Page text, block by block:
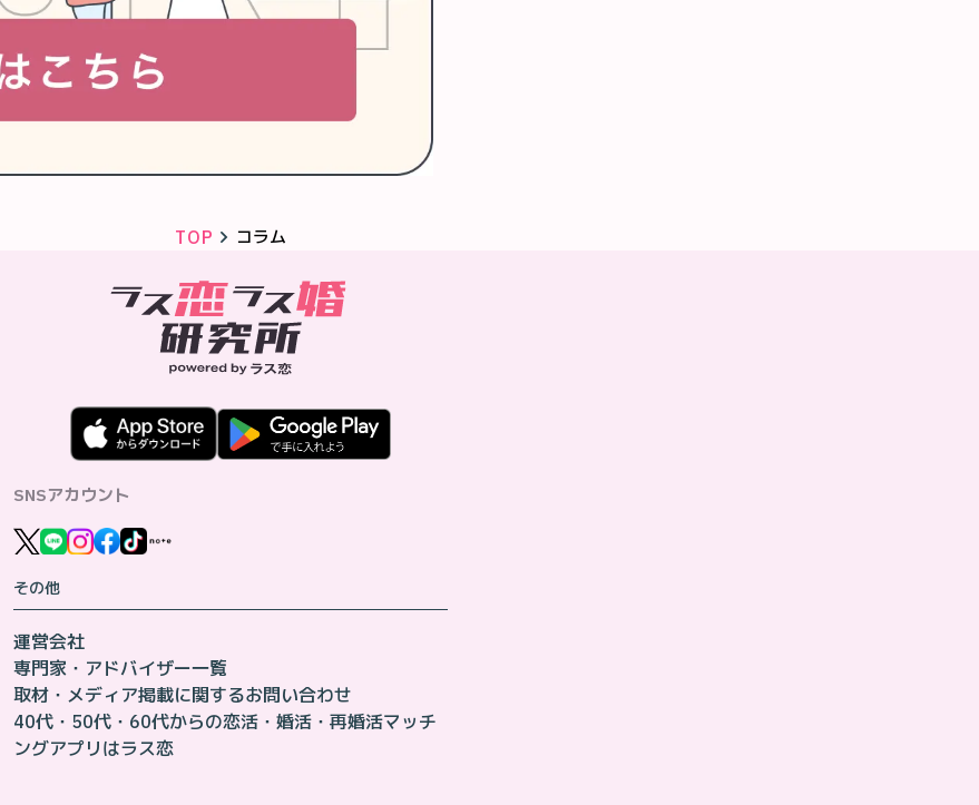
TOP コラム
SNSアカウント
その他
運営会社
専門家・アドバイザー一覧
取材・メディア掲載に関するお問い合わせ
40代・50代・60代からの恋活・婚活・再婚活マッチ
ングアプリはラス恋